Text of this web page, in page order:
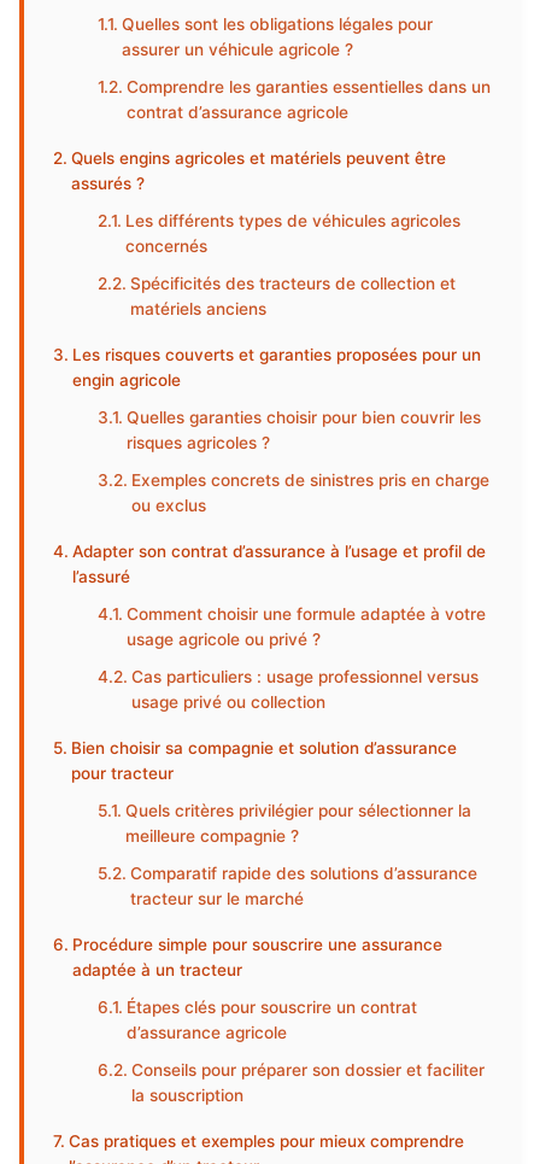
Quelles sont les obligations légales pour
assurer un véhicule agricole ?
Comprendre les garanties essentielles dans un
contrat d’assurance agricole
Quels engins agricoles et matériels peuvent être
assurés ?
Les différents types de véhicules agricoles
concernés
Spécificités des tracteurs de collection et
matériels anciens
Les risques couverts et garanties proposées pour un
engin agricole
Quelles garanties choisir pour bien couvrir les
risques agricoles ?
Exemples concrets de sinistres pris en charge
ou exclus
Adapter son contrat d’assurance à l’usage et profil de
l’assuré
Comment choisir une formule adaptée à votre
usage agricole ou privé ?
Cas particuliers : usage professionnel versus
usage privé ou collection
Bien choisir sa compagnie et solution d’assurance
pour tracteur
Quels critères privilégier pour sélectionner la
meilleure compagnie ?
Comparatif rapide des solutions d’assurance
tracteur sur le marché
Procédure simple pour souscrire une assurance
adaptée à un tracteur
Étapes clés pour souscrire un contrat
d’assurance agricole
Conseils pour préparer son dossier et faciliter
la souscription
Cas pratiques et exemples pour mieux comprendre